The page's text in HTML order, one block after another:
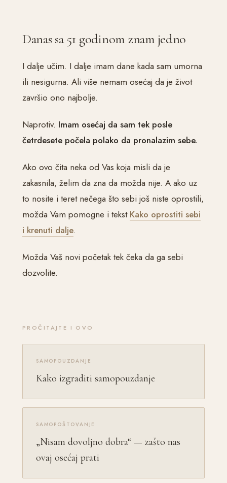
Danas sa 51 godinom znam jedno
I dalje učim. I dalje imam dane kada sam umorna
ili nesigurna. Ali više nemam osećaj da je život
završio ono najbolje.
Naprotiv. Imam osećaj da sam tek posle
četrdesete počela polako da pronalazim sebe.
Ako ovo čita neka od Vas koja misli da je
zakasnila, želim da zna da možda nije. A ako uz
to nosite i teret nečega što sebi još niste oprostili,
možda Vam pomogne i tekst Kako oprostiti sebi
i krenuti dalje.
Možda Vaš novi početak tek čeka da ga sebi
dozvolite.
PROČITAJTE I OVO
SAMOPOUZDANJE
Kako izgraditi samopouzdanje
SAMOPOŠTOVANJE
„Nisam dovoljno dobra“ — zašto nas
ovaj osećaj prati